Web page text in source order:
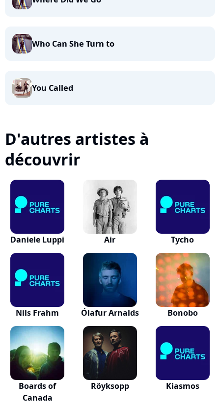
Who Can She Turn to
You Called
D'autres artistes à
découvrir
Daniele Luppi Air Tycho
Nils Frahm Ólafur Arnalds Bonobo
Boards of
Canada
Röyksopp Kiasmos